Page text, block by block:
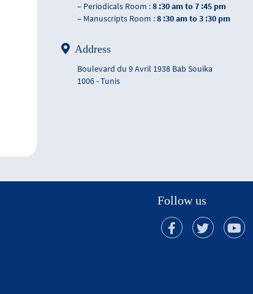
– Periodicals Room :8 :30 am to 7 :45 pm
– Manuscripts Room :8 :30 am to 3 :30 pm
Address
Boulevard du 9 Avril 1938 Bab Souika
1006 - Tunis
Follow us